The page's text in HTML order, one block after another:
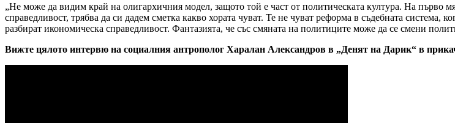
„Не може да видим край на олигархичния модел, защото той е част от политическата култура. На първо
справедливост, трябва да си дадем сметка какво хората чуват. Те не чуват реформа в съдебната система,
разбират икономическа справедливост. Фантазията, че със смяната на политиците може да се смени
Вижте цялото интервю на социалния антрополог Харалан Александров в „Денят на Дарик“ в